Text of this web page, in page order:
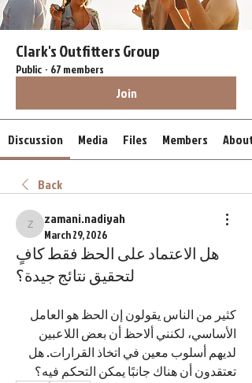
Clark's Outfitters Group
Public · 67 members
Join
Discussion Media Files Members About
Back
zamani.nadiyah
zamani.nadiyah
March 29, 2026
هل الاعتماد على الحظ فقط كافٍ
لتحقيق نتائج جيدة؟
تعتقدون أن هناك جانبًا يمكن التحكم فيه؟